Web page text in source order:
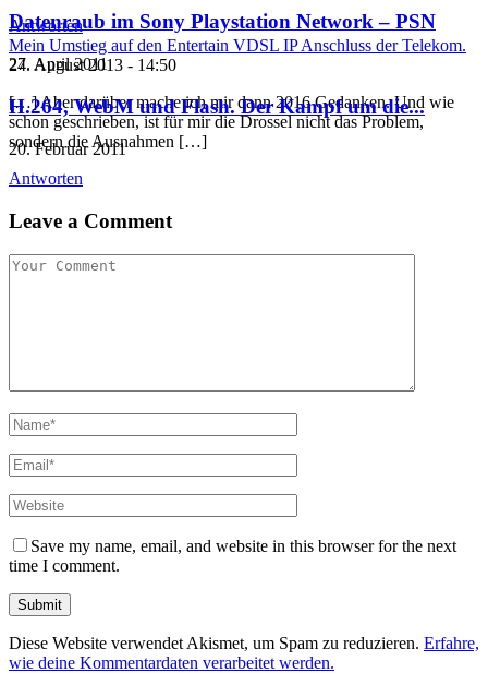
Datenraub im Sony Playstation Network – PSN
27. April 2011
H.264, WebM und Flash. Der Kampf um die...
20. Februar 2011
Antworten
Mein Umstieg auf den Entertain VDSL IP Anschluss der Telekom.
24. August 2013 - 14:50
[…] Aber darüber mache ich mir dann 2016 Gedanken. Und wie
schon geschrieben, ist für mir die Drossel nicht das Problem,
sondern die Ausnahmen […]
Antworten
Leave a Comment
Save my name, email, and website in this browser for the next
time I comment.
Diese Website verwendet Akismet, um Spam zu reduzieren. Erfahre,
wie deine Kommentardaten verarbeitet werden.